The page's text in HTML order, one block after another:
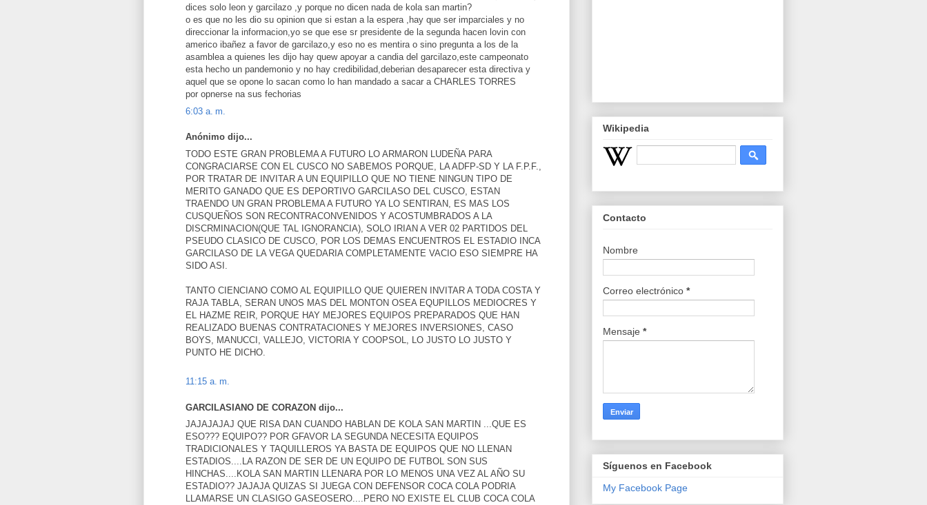
dices solo leon y garcilazo ,y porque no dicen nada de kola san martin?
o es que no les dio su opinion que si estan a la espera ,hay que ser imparciales y no
direccionar la informacion,yo se que ese sr presidente de la segunda hacen lovin con
americo ibañez a favor de garcilazo,y eso no es mentira o sino pregunta a los de la
asamblea a quienes les dijo hay quew apoyar a candia del garcilazo,este campeonato
esta hecho un pandemonio y no hay credibilidad,deberian desaparecer esta directiva y
aquel que se opone lo sacan como lo han mandado a sacar a CHARLES TORRES
por opnerse na sus fechorias
6:03 a. m.
Anónimo dijo...
TODO ESTE GRAN PROBLEMA A FUTURO LO ARMARON LUDEÑA PARA
CONGRACIARSE CON EL CUSCO NO SABEMOS PORQUE, LA ADFP-SD Y LA F.P.F.,
POR TRATAR DE INVITAR A UN EQUIPILLO QUE NO TIENE NINGUN TIPO DE
MERITO GANADO QUE ES DEPORTIVO GARCILASO DEL CUSCO, ESTAN
TRAENDO UN GRAN PROBLEMA A FUTURO YA LO SENTIRAN, ES MAS LOS
CUSQUEÑOS SON RECONTRACONVENIDOS Y ACOSTUMBRADOS A LA
DISCRMINACION(QUE TAL IGNORANCIA), SOLO IRIAN A VER 02 PARTIDOS DEL
PSEUDO CLASICO DE CUSCO, POR LOS DEMAS ENCUENTROS EL ESTADIO INCA
GARCILASO DE LA VEGA QUEDARIA COMPLETAMENTE VACIO ESO SIEMPRE HA
SIDO ASI.
TANTO CIENCIANO COMO AL EQUIPILLO QUE QUIEREN INVITAR A TODA COSTA Y
RAJA TABLA, SERAN UNOS MAS DEL MONTON OSEA EQUPILLOS MEDIOCRES Y
EL HAZME REIR, PORQUE HAY MEJORES EQUIPOS PREPARADOS QUE HAN
REALIZADO BUENAS CONTRATACIONES Y MEJORES INVERSIONES, CASO
BOYS, MANUCCI, VALLEJO, VICTORIA Y COOPSOL, LO JUSTO LO JUSTO Y
PUNTO HE DICHO.
11:15 a. m.
GARCILASIANO DE CORAZON dijo...
JAJAJAJAJ QUE RISA DAN CUANDO HABLAN DE KOLA SAN MARTIN ...QUE ES
ESO??? EQUIPO?? POR GFAVOR LA SEGUNDA NECESITA EQUIPOS
TRADICIONALES Y TAQUILLEROS YA BASTA DE EQUIPOS QUE NO LLENAN
ESTADIOS....LA RAZON DE SER DE UN EQUIPO DE FUTBOL SON SUS
HINCHAS....KOLA SAN MARTIN LLENARA POR LO MENOS UNA VEZ AL AÑO SU
ESTADIO?? JAJAJA QUIZAS SI JUEGA CON DEFENSOR COCA COLA PODRIA
LLAMARSE UN CLASIGO GASEOSERO....PERO NO EXISTE EL CLUB COCA COLA
Wikipedia
Contacto
Nombre
Correo electrónico *
Mensaje *
Síguenos en Facebook
My Facebook Page